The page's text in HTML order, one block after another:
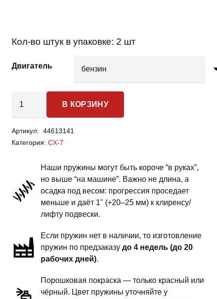
Кол-во штук в упаковке: 2 шт
Двигатель
товара
CX-
7
пружины
передней
подвески
дюйм
комфорт
В КОРЗИНУ
Артикул:
44613141
Категория: CX-7
Наши пружины могут быть короче “в руках”,
но выше “на машине”. Важно не длина, а
осадка под весом: прогрессия проседает
меньше и даёт 1" (+20–25 мм) к клиренсу/
лифту подвески.
Если пружин нет в наличии, то изготовление
пружин по предзаказу до 4 недель (до 20
рабочих дней).
Порошковая покраска — только красный или
чёрный. Цвет пружины уточняйте у